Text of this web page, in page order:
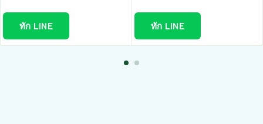
ทัก LINE ทัก LINE